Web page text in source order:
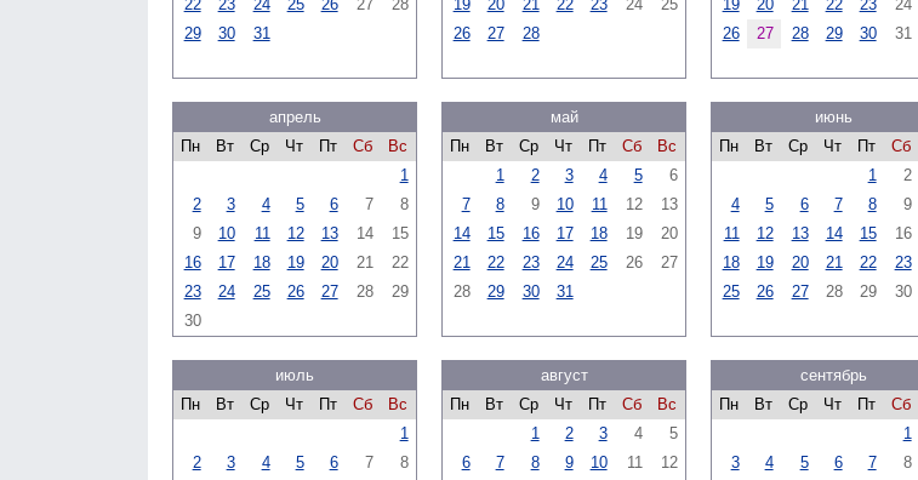
22
23 24 25 26 27
28
29
30 31
19
20 21 22 23 24
25
26
27 28
19
20 21 22 23 24
26
27 28 29 30 31
апрель
Пн
Вт Ср Чт Пт Сб
Вс
1
2
3 4 5 6 7
8
9
10 11 12 13 14
15
16
17 18 19 20 21
22
23
24 25 26 27 28
29
30
май
Пн
Вт Ср Чт Пт Сб
Вс
1
2 3 4 5
6
7
8 9 10 11 12
13
14
15 16 17 18 19
20
21
22 23 24 25 26
27
28
29 30 31
июнь
Пн
Вт Ср Чт Пт Сб
1
2
4
5 6 7 8 9
11
12 13 14 15 16
18
19 20 21 22 23
25
26 27 28 29 30
июль
Пн
Вт Ср Чт Пт Сб
Вс
1
2
3 4 5 6 7
8
август
Пн
Вт Ср Чт Пт Сб
Вс
1
2 3 4
5
6
7 8 9 10 11
12
сентябрь
Пн
Вт Ср Чт Пт Сб
1
3
4 5 6 7 8